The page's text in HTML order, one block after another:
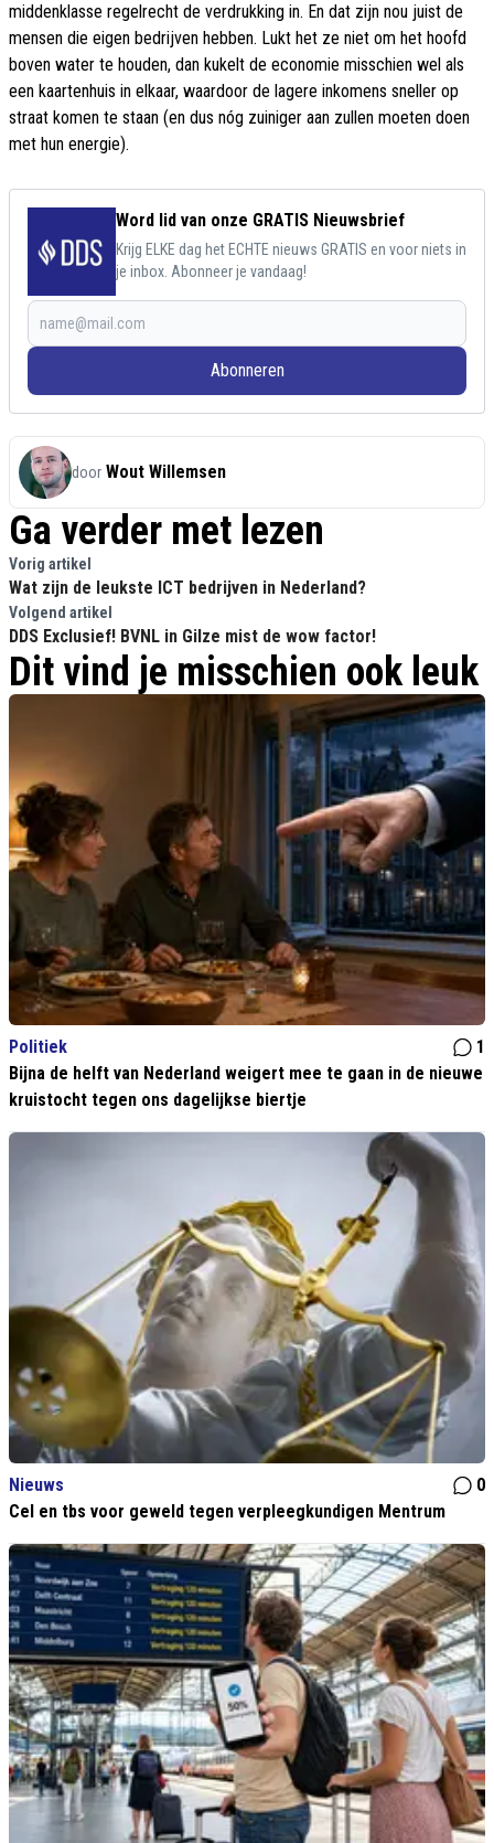
middenklasse regelrecht de verdrukking in. En dat zijn nou juist de
mensen die eigen bedrijven hebben. Lukt het ze niet om het hoofd
boven water te houden, dan kukelt de economie misschien wel als
een kaartenhuis in elkaar, waardoor de lagere inkomens sneller op
straat komen te staan (en dus nóg zuiniger aan zullen moeten doen
met hun energie).
Word lid van onze GRATIS Nieuwsbrief
Krijg ELKE dag het ECHTE nieuws GRATIS en voor niets in
je inbox. Abonneer je vandaag!
Abonneren
door Wout Willemsen
Ga verder met lezen
Vorig artikel
Wat zijn de leukste ICT bedrijven in Nederland?
Volgend artikel
DDS Exclusief! BVNL in Gilze mist de wow factor!
Dit vind je misschien ook leuk
Politiek
1
Bijna de helft van Nederland weigert mee te gaan in de nieuwe
kruistocht tegen ons dagelijkse biertje
Nieuws
0
Cel en tbs voor geweld tegen verpleegkundigen Mentrum